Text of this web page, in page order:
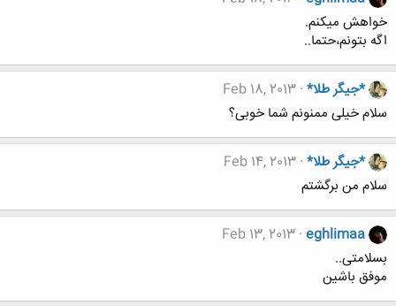
خواهش میکنم.
اگه بتونم،حتما..
*جیگر طلا* Feb 18, 2013
سلام خیلی ممنونم شما خوبی؟
*جیگر طلا* Feb 14, 2013
سلام من برگشتم
eghlimaa
Feb 13, 2013
بسلامتی..
موفق باشین